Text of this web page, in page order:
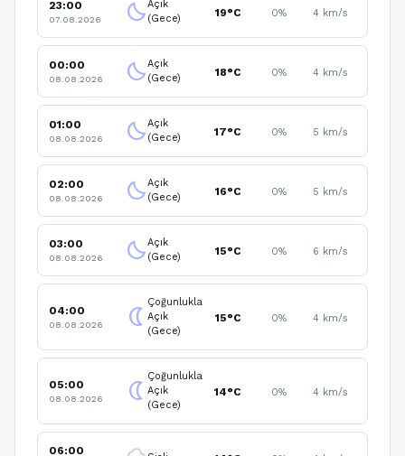
23:00
07.08.2026 clear_nightAçık
(Gece)
19°C 0% 4 km/s
00:00
08.08.2026 clear_nightAçık
(Gece)
18°C 0% 4 km/s
01:00
08.08.2026 clear_nightAçık
(Gece)
17°C 0% 5 km/s
02:00
08.08.2026 clear_nightAçık
(Gece)
16°C 0% 5 km/s
03:00
08.08.2026 clear_nightAçık
(Gece)
15°C 0% 6 km/s
04:00
08.08.2026 nightlight
Çoğunlukla
Açık
(Gece)
15°C 0% 4 km/s
05:00
08.08.2026 nightlight
Çoğunlukla
Açık
(Gece)
14°C 0% 4 km/s
06:00